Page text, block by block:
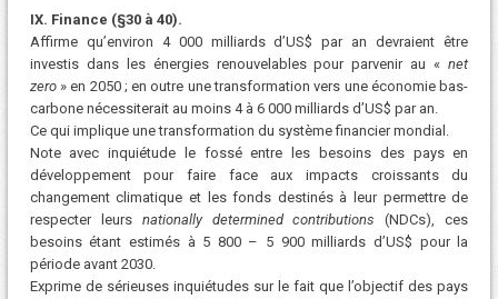
IX. Finance (§30 à 40).
Affirme qu’environ 4 000 milliards d’US$ par an devraient être
investis dans les énergies renouvelables pour parvenir au «net
zero» en 2050 ; en outre une transformation vers une économie bas-
carbone nécessiterait au moins 4 à 6 000 milliards d’US$ par an.
Ce qui implique une transformation du système financier mondial.
Note avec inquiétude le fossé entre les besoins des pays en
développement pour faire face aux impacts croissants du
changement climatique et les fonds destinés à leur permettre de
respecter leurs nationally determined contributions (NDCs), ces
besoins étant estimés à 5 800 – 5 900 milliards d’US$ pour la
période avant 2030.
Exprime de sérieuses inquiétudes sur le fait que l’objectif des pays